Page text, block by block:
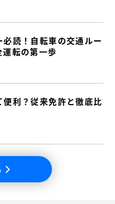
読！自転車の交通ルー
転の第一歩
便利？従来免許と徹底比